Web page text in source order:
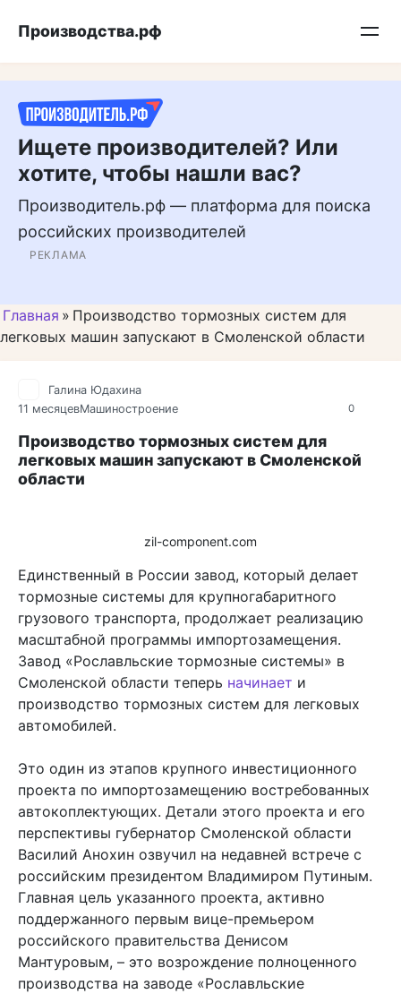
Подписывайтесь на нас в MAX
Производства.рф
Ищете производителей? Или
хотите, чтобы нашли вас?
Производитель.рф — платформа для поиска
российских производителей
РЕКЛАМА
Главная » Производство тормозных систем для
легковых машин запускают в Смоленской области
0
Галина Юдахина
11 месяцевМашиностроение
Производство тормозных систем для
легковых машин запускают в Смоленской
области
zil-component.com
Единственный в России завод, который делает
тормозные системы для крупногабаритного
грузового транспорта, продолжает реализацию
масштабной программы импортозамещения.
Завод «Рославльские тормозные системы» в
Смоленской области теперь начинает и
производство тормозных систем для легковых
автомобилей.
Это один из этапов крупного инвестиционного
проекта по импортозамещению востребованных
автокоплектующих. Детали этого проекта и его
перспективы губернатор Смоленской области
Василий Анохин озвучил на недавней встрече с
российским президентом Владимиром Путиным.
Главная цель указанного проекта, активно
поддержанного первым вице-премьером
российского правительства Денисом
Мантуровым, – это возрождение полноценного
производства на заводе «Рославльские